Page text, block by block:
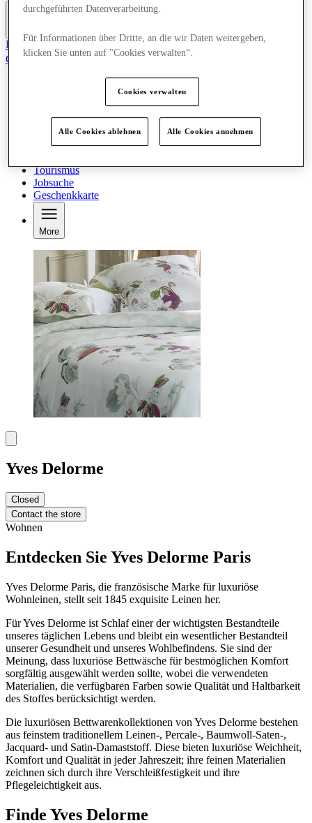
Der Club
Gerettet
Veranstaltungen
Planen Sie Ihren Besuch
Restaurants
Tourismus
Jobsuche
Geschenkkarte
More
Yves Delorme
Closed
Contact the store
Wohnen
Entdecken Sie Yves Delorme Paris
Yves Delorme Paris, die französische Marke für luxuriöse
Wohnleinen, stellt seit 1845 exquisite Leinen her.
Für Yves Delorme ist Schlaf einer der wichtigsten Bestandteile
unseres täglichen Lebens und bleibt ein wesentlicher Bestandteil
unserer Gesundheit und unseres Wohlbefindens. Sie sind der
Meinung, dass luxuriöse Bettwäsche für bestmöglichen Komfort
sorgfältig ausgewählt werden sollte, wobei die verwendeten
Materialien, die verfügbaren Farben sowie Qualität und Haltbarkeit
des Stoffes berücksichtigt werden.
Die luxuriösen Bettwarenkollektionen von Yves Delorme bestehen
aus feinstem traditionellem Leinen-, Percale-, Baumwoll-Saten-,
Jacquard- und Satin-Damaststoff. Diese bieten luxuriöse Weichheit,
Komfort und Qualität in jeder Jahreszeit; ihre feinen Materialien
zeichnen sich durch ihre Verschleißfestigkeit und ihre
Pflegeleichtigkeit aus.
Finde Yves Delorme
durchgeführten Datenverarbeitung.
Für Informationen über Dritte, an die wir Daten weitergeben,
klicken Sie unten auf "Cookies verwalten“.
Cookies verwalten
Alle Cookies ablehnen Alle Cookies annehmen